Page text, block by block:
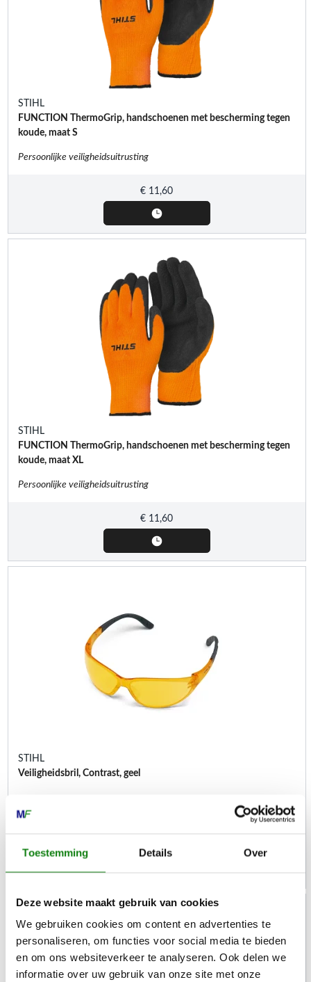
Toestemming Details Over
Deze website maakt gebruik van cookies
We gebruiken cookies om content en advertenties te
personaliseren, om functies voor social media te bieden
en om ons websiteverkeer te analyseren. Ook delen we
informatie over uw gebruik van onze site met onze
STIHL
FUNCTION ThermoGrip, handschoenen met bescherming tegen
koude, maat S
Persoonlijke veiligheidsuitrusting
€ 11,60
STIHL
FUNCTION ThermoGrip, handschoenen met bescherming tegen
koude, maat XL
Persoonlijke veiligheidsuitrusting
€ 11,60
STIHL
Veiligheidsbril, Contrast, geel
Persoonlijke veiligheidsuitrusting
€ 15,50